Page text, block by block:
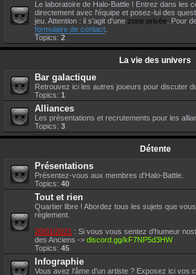
Le laboratoire de Halo-Battle ! Entrez dans les
directement avec l'équipe et posez-lui des
jeu. Attention : il s'agit d'une zone privée . Pour
formulaire de contact
Topics: 2
La vie des univers
Bar galactique
Retrouvez ici les autres joueurs pour discuter
Topics: 1
Alliances
Les présentations et recrutements pour les
Topics: 3
Détente
Présentations
Présentez-vous aux membres d'Halo-Battle.
Topics: 40
Tout et rien
Quartier libre ! Abordez tous les sujets que
règlement.
20/01/2021 : Si vous vous sentez d'humeur
des Anciens -> discord.gg/kF7NP5d3HW
Topics: 45
Infographie
Vous avez l'âme d'un artiste ? Exposez ici vos